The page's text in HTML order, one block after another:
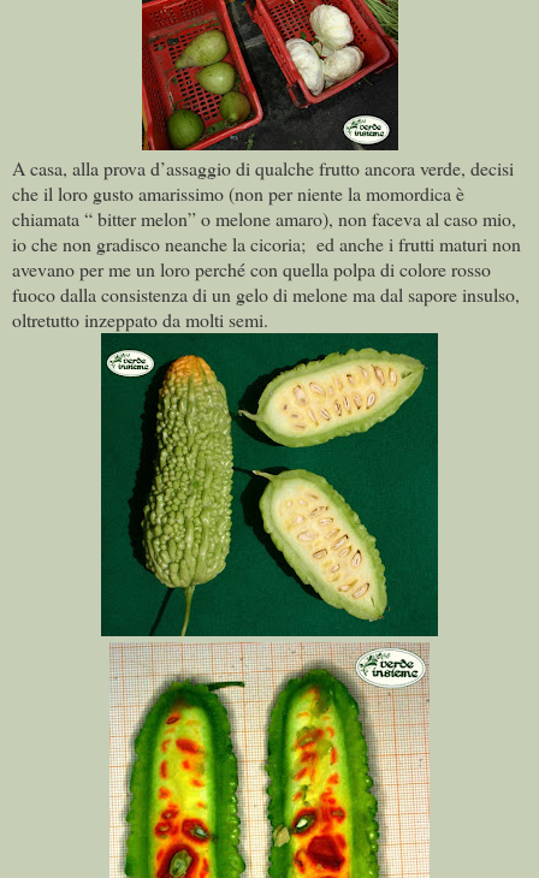
A casa, alla prova d’assaggio di qualche frutto ancora verde, decisi
che il loro gusto amarissimo (non per niente la momordica è
chiamata “ bitter melon” o melone amaro), non faceva al caso mio,
io che non gradisco neanche la cicoria; ed anche i frutti maturi non
avevano per me un loro perché con quella polpa di colore rosso
fuoco dalla consistenza di un gelo di melone ma dal sapore insulso,
oltretutto inzeppato da molti semi.